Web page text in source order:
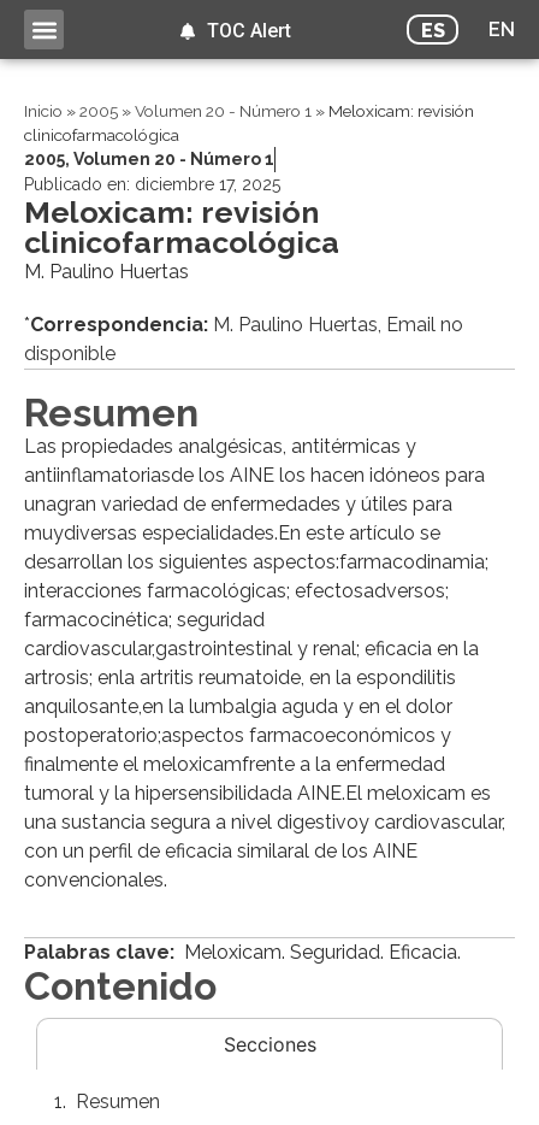
ES EN
TOC Alert
Inicio »2005 »Volumen 20 - Número 1 » Meloxicam: revisión
clinicofarmacológica
2005, Volumen 20 - Número 1
Publicado en: diciembre 17, 2025
Meloxicam: revisión
clinicofarmacológica
M. Paulino Huertas
*Correspondencia: M. Paulino Huertas, Email no
disponible
Resumen
Las propiedades analgésicas, antitérmicas y
antiinflamatoriasde los AINE los hacen idóneos para
unagran variedad de enfermedades y útiles para
muydiversas especialidades.En este artículo se
desarrollan los siguientes aspectos:farmacodinamia;
interacciones farmacológicas; efectosadversos;
farmacocinética; seguridad
cardiovascular,gastrointestinal y renal; eficacia en la
artrosis; enla artritis reumatoide, en la espondilitis
anquilosante,en la lumbalgia aguda y en el dolor
postoperatorio;aspectos farmacoeconómicos y
finalmente el meloxicamfrente a la enfermedad
tumoral y la hipersensibilidada AINE.El meloxicam es
una sustancia segura a nivel digestivoy cardiovascular,
con un perfil de eficacia similaral de los AINE
convencionales.
Palabras clave: Meloxicam. Seguridad. Eficacia.
Contenido
Secciones
Resumen